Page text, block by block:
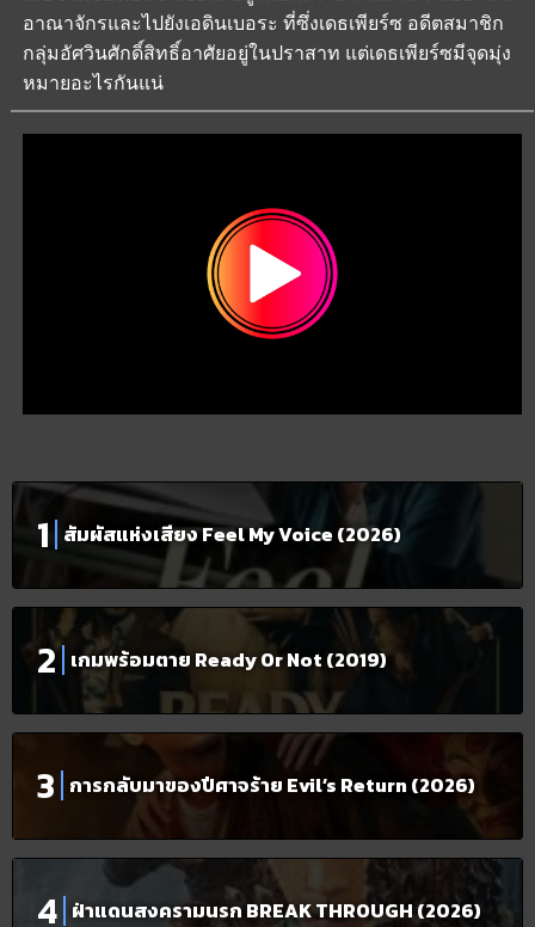
อาณาจักรและไปยังเอดินเบอระ ที่ซึ่งเดธเพียร์ซ อดีตสมาชิก
กลุ่มอัศวินศักดิ์สิทธิ์อาศัยอยู่ในปราสาท แต่เดธเพียร์ซมีจุดมุ่ง
หมายอะไรกันแน่
สัมผัสแห่งเสียง Feel My Voice (2026)
เกมพร้อมตาย Ready Or Not (2019)
การกลับมาของปีศาจร้าย Evil’s Return (2026)
ฝ่าแดนสงครามนรก BREAK THROUGH (2026)